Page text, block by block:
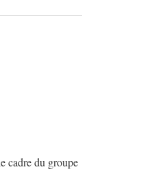
cadre du groupe